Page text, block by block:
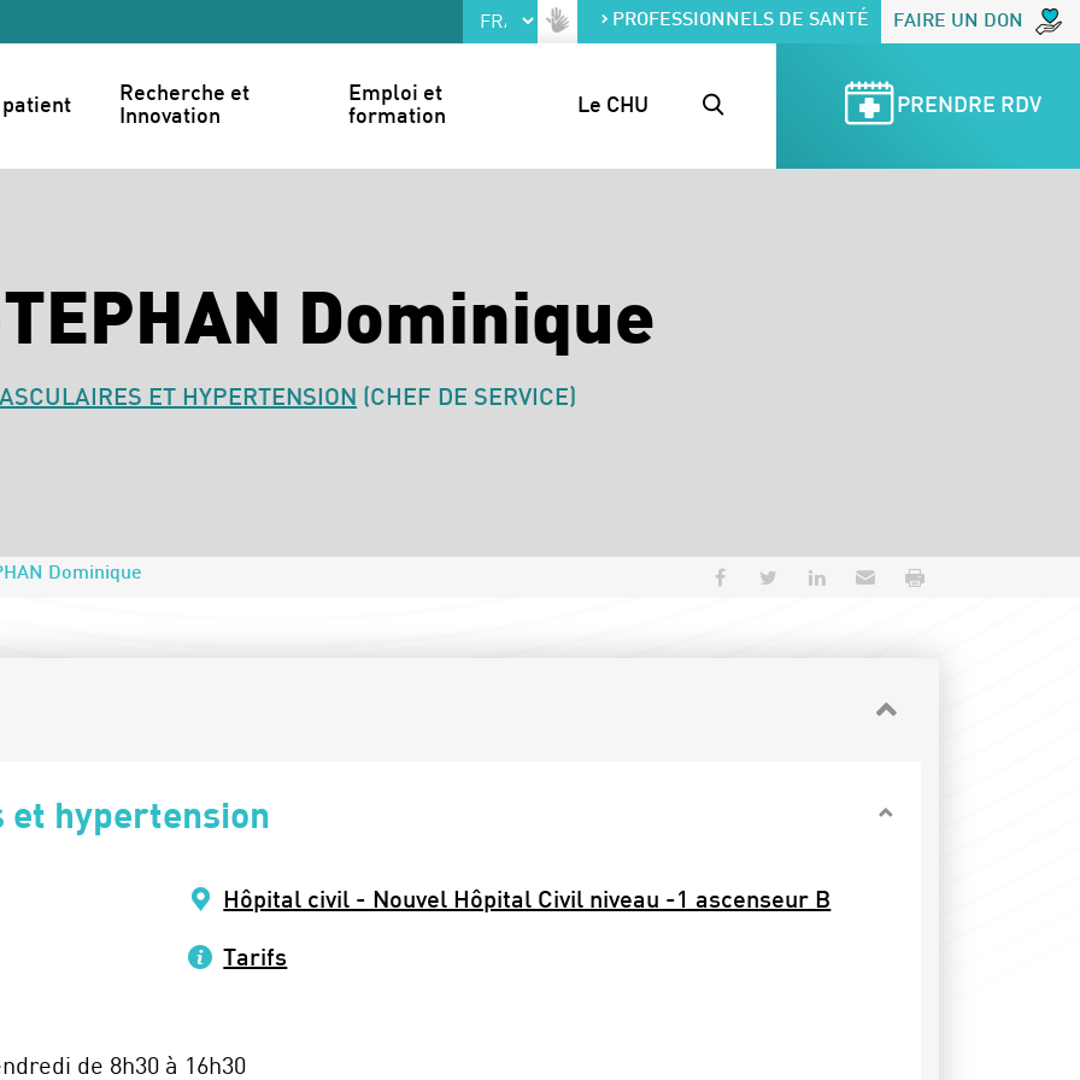
PROFESSIONNELS DE SANTÉ FAIRE UN DON
patient
Recherche et
Innovation
Emploi et
formation
Le CHU PRENDRE RDV
Dominique
ET HYPERTENSION (CHEF DE SERVICE)
Dominique Partager sur Facebook
Partager sur Twitter
Partager sur LinkedIn
Envoyer par e-mail
et hypertension
Hôpital civil - Nouvel Hôpital Civil niveau -1 ascenseur B
Tarifs
de 8h30 à 16h30